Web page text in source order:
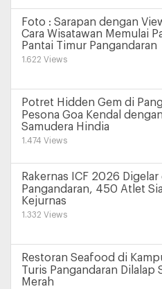
Foto : Sarapan dengan
Cara Wisatawan Memulai
Pantai Timur Pangandaran
1.622 Views
Potret Hidden Gem di
Pesona Goa Kendal
Samudera Hindia
1.474 Views
Rakernas ICF 2026 Digelar
Pangandaran, 450 Atlet
Kejurnas
1.332 Views
Restoran Seafood di
Turis Pangandaran Dilalap
Merah